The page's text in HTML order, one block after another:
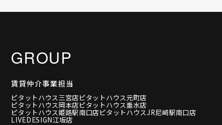
GROUP
賃貸仲介事業担当
ピタットハウス三宮店ピタットハウス元町店
ピタットハウス岡本店ピタットハウス垂水店
ピタットハウス姫路駅南口店ピタットハウスJR尼崎駅南口店
LIVEDESIGN江坂店